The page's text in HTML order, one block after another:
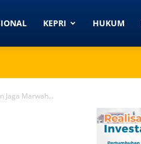
KEPRI HUKUM
Jaga Marwah...